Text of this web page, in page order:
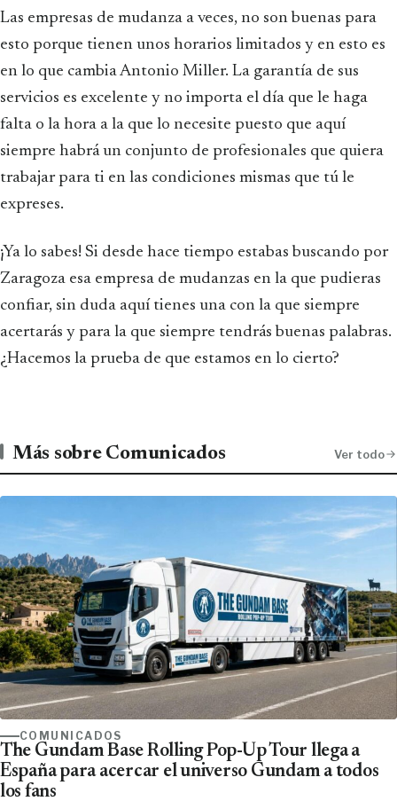
Las empresas de mudanza a veces, no son buenas para
esto porque tienen unos horarios limitados y en esto es
en lo que cambia Antonio Miller. La garantía de sus
servicios es excelente y no importa el día que le haga
falta o la hora a la que lo necesite puesto que aquí
siempre habrá un conjunto de profesionales que quiera
trabajar para ti en las condiciones mismas que tú le
expreses.
¡Ya lo sabes! Si desde hace tiempo estabas buscando por
Zaragoza esa empresa de mudanzas en la que pudieras
confiar, sin duda aquí tienes una con la que siempre
acertarás y para la que siempre tendrás buenas palabras.
¿Hacemos la prueba de que estamos en lo cierto?
Más sobre Comunicados Ver todo
COMUNICADOS
The Gundam Base Rolling Pop-Up Tour llega a
España para acercar el universo Gundam a todos
los fans